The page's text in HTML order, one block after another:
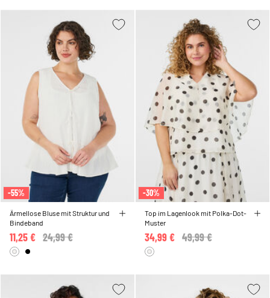
-55%
Ärmellose Bluse mit Struktur und
Bindeband
Price reduced from
24,99 €
11,25 €
-30%
Top im Lagenlook mit Polka-Dot-
Muster
Price reduced from
49,99 €
34,99 €